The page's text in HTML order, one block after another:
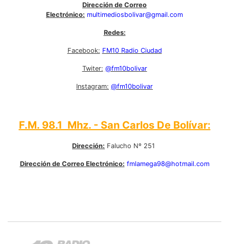
Dirección de Correo
Electrónico: multimediosbolivar@gmail.com
Redes:
Facebook: FM10 Radio Ciudad
Twiter: @fm10bolivar
Instagram: @fm10bolivar
F.M. 98.1 Mhz. - San Carlos De Bolívar:
Dirección: Falucho Nº 251
Dirección de Correo Electrónico: fmlamega98@hotmail.com